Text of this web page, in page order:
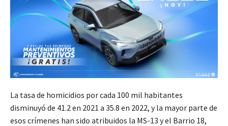
La tasa de homicidios por cada 100 mil habitantes
disminuyó de 41.2 en 2021 a 35.8 en 2022, y la mayor parte de
esos crímenes han sido atribuidos la MS-13 y el Barrio 18,